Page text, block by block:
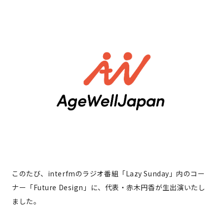
このたび、interfmのラジオ番組「Lazy Sunday」内のコー
ナー「Future Design」に、代表・赤木円香が生出演いたし
ました。